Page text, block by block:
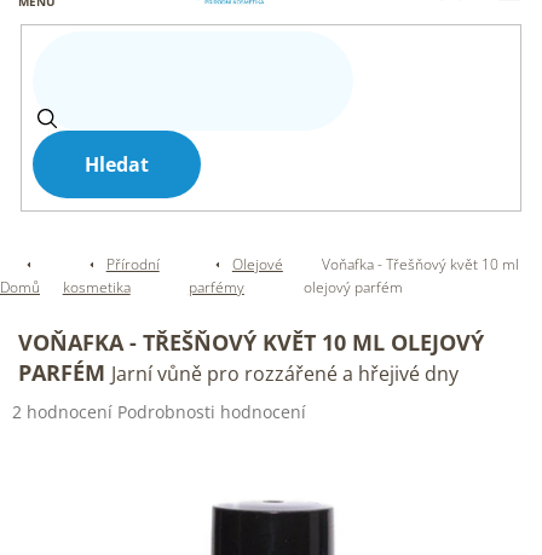
Hledat
Domů
Přírodní
kosmetika
Olejové
parfémy
Voňafka - Třešňový květ 10 ml
olejový parfém
VOŇAFKA - TŘEŠŇOVÝ KVĚT 10 ML OLEJOVÝ
PARFÉM Jarní vůně pro rozzářené a hřejivé dny
Průměrné
2 hodnocení Podrobnosti hodnocení